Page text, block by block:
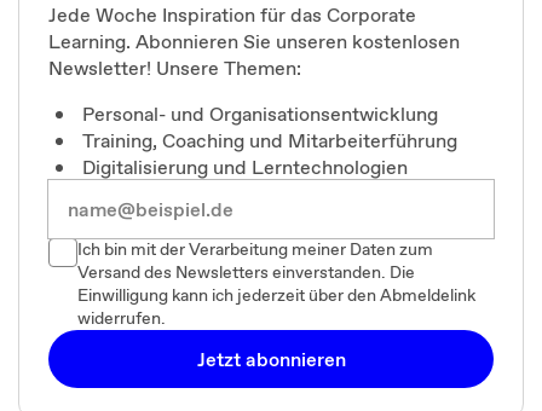
Jede Woche Inspiration für das Corporate
Learning. Abonnieren Sie unseren kostenlosen
Newsletter! Unsere Themen:
Personal- und Organisationsentwicklung
Training, Coaching und Mitarbeiterführung
Digitalisierung und Lerntechnologien
Ich bin mit der Verarbeitung meiner Daten zum
Versand des Newsletters einverstanden. Die
Einwilligung kann ich jederzeit über den Abmeldelink
widerrufen.
Jetzt abonnieren